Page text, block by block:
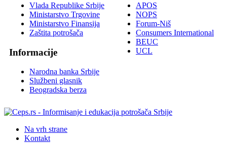
Vlada Republike Srbije
Ministarstvo Trgovine
Ministarstvo Finansija
Zaštita potrošača
Informacije
Narodna banka Srbije
Službeni glasnik
Beogradska berza
APOS
NOPS
Forum-Niš
Consumers International
BEUC
UCL
Na vrh strane
Kontakt